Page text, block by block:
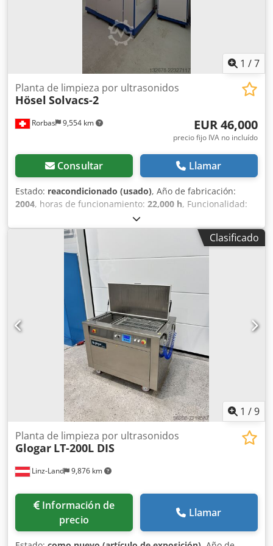
400 V 3PH+N 50/60 Hz Potencia de conexión: aprox. 8,5 kW
1 /7
Rorbas 9,554 km
Planta de limpieza por ultrasonidos
Hösel Solvacs-2
EUR 46,000
precio fijo IVA no incluído
Consultar Llamar
Estado: reacondicionado (usado), Año de fabricación:
2004, horas de funcionamiento: 22,000 h, Funcionalidad:
, número de máquina/vehículo:
014404, ancho total:2,600 mm, longitud total:1,750 mm,
altura total:2,350 mm , peso máximo de la carga:50 kg,
capacidad del depósito:
230 l, conexión de aire
6.5 bar
última revisión:2026
, Hösel Solvacs-2 con destilación
adicional. La instalación y el sistema de destilación han
sido revisados y reacondicionados por completo por
personal especializado. La instalación está conectada a la
corriente eléctrica y está lista para una inspección y una
prueba de limpieza. Crodpfxezln Iqo Alfsf La instalación
requiere un sistema de refrigeración externo.
Clasificado
1 /9
Linz-Land 9,876 km
Planta de limpieza por ultrasonidos
Glogar LT-200L DIS
Información de
precio
Llamar